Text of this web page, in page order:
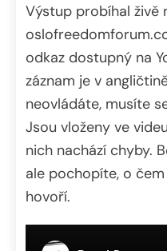
Výstup probíhal živě
odkaz dostupný na
záznam je v
neovládáte, musíte
Jsou vloženy ve
nich nachází chyby.
ale pochopíte, o
hovoří.